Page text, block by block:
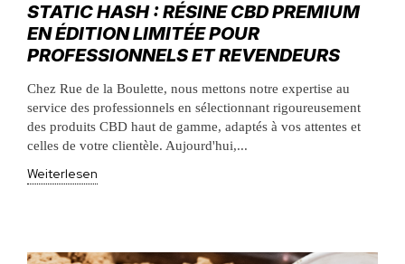
STATIC HASH : RÉSINE CBD PREMIUM
EN ÉDITION LIMITÉE POUR
PROFESSIONNELS ET REVENDEURS
Chez Rue de la Boulette, nous mettons notre expertise au
service des professionnels en sélectionnant rigoureusement
des produits CBD haut de gamme, adaptés à vos attentes et
celles de votre clientèle. Aujourd'hui,...
Weiterlesen